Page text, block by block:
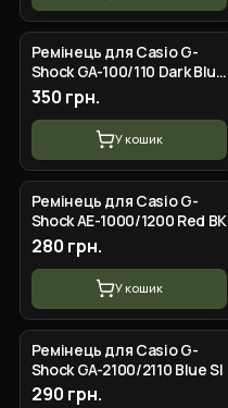
Ремінець для Casio G-
Shock GA-100/110 Dark Blue
BK
350 грн.
У кошик
Ремінець для Casio G-
Shock AE-1000/1200 Red BK
280 грн.
У кошик
Ремінець для Casio G-
Shock GA-2100/2110 Blue SI
290 грн.